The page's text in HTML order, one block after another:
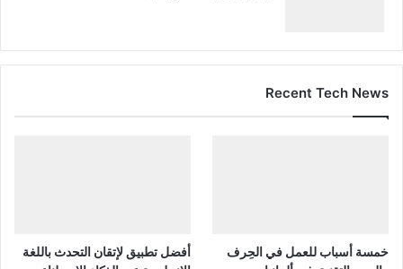
Recent Tech News
خمسة أسباب للعمل في الحِرف
أفضل تطبيق لإتقان التحدث باللغة